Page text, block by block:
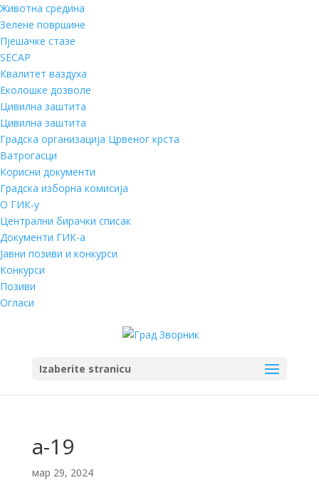
Животна средина
Зелене површине
Пјешачке стазе
SECAP
Квалитет ваздуха
Еколошке дозволе
Цивилна заштита
Цивилна заштита
Градска организација Црвеног крста
Ватрогасци
Корисни документи
Градска изборна комисија
О ГИК-у
Централни бирачки списак
Документи ГИК-а
Јавни позиви и конкурси
Конкурси
Позиви
Огласи
Izaberite stranicu
a-19
мар 29, 2024